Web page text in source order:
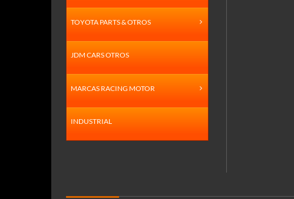
TOYOTA PARTS & OTROS
JDM CARS OTROS
MARCAS RACING MOTOR
INDUSTRIAL